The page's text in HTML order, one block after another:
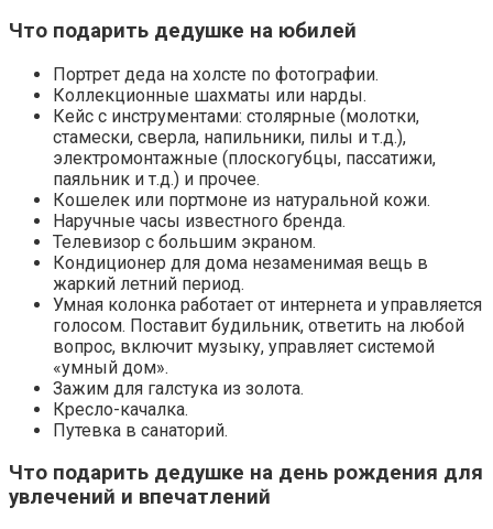
Что подарить дедушке на юбилей
Портрет деда на холсте по фотографии.
Коллекционные шахматы или нарды.
Кейс с инструментами: столярные (молотки,
стамески, сверла, напильники, пилы и т.д.),
электромонтажные (плоскогубцы, пассатижи,
паяльник и т.д.) и прочее.
Кошелек или портмоне из натуральной кожи.
Наручные часы известного бренда.
Телевизор с большим экраном.
Кондиционер для дома незаменимая вещь в
жаркий летний период.
Умная колонка работает от интернета и управляется
голосом. Поставит будильник, ответить на любой
вопрос, включит музыку, управляет системой
«умный дом».
Зажим для галстука из золота.
Кресло-качалка.
Путевка в санаторий.
Что подарить дедушке на день рождения для
увлечений и впечатлений